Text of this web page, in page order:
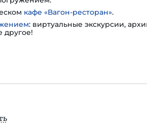
кафе «Вагон-ресторан».
: виртуальные экскурсии,
другое!